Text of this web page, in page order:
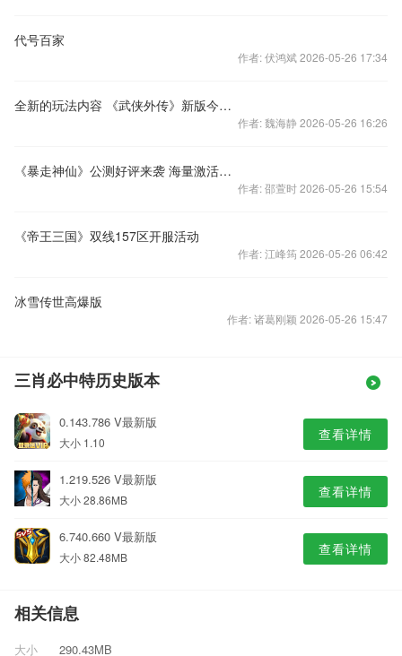
代号百家
作者: 伏鸿斌 2026-05-26 17:34
全新的玩法内容 《武侠外传》新版今日上线
作者: 魏海静 2026-05-26 16:26
《暴走神仙》公测好评来袭 海量激活码等你来拿
作者: 邵萱时 2026-05-26 15:54
《帝王三国》双线157区开服活动
作者: 江峰筠 2026-05-26 06:42
冰雪传世高爆版
作者: 诸葛刚颖 2026-05-26 15:47
三肖必中特历史版本
0.143.786 V最新版
大小 1.10 查看详情
1.219.526 V最新版
大小 28.86MB 查看详情
6.740.660 V最新版
大小 82.48MB 查看详情
相关信息
大小
290.43MB